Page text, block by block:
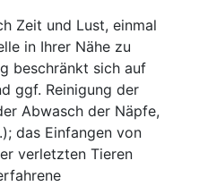
Zeit und Lust, einmal
in Ihrer Nähe zu
beschränkt sich auf
ggf. Reinigung der
Abwasch der Näpfe,
das Einfangen von
verletzten Tieren